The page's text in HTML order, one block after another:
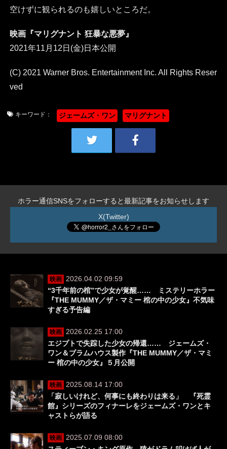
空けずに観られるのも嬉しいところだ。
映画『マリグナント 狂暴な悪夢』
2021年11月12日(金)日本公開
(C) 2021 Warner Bros. Entertainment Inc. All Rights Reser
ved
キーワード： ジェームズ・ワン マリグナント
ホラー通信SNSをフォローすると最新記事をお知らせします
X(Twitter)
映画
2026.04.02 09:59
“3千年前の棺”で少女が覚醒…… ミステリーホラー
『THE MUMMY／ザ・マミー 棺の中の少女』不気味
すぎる予告編
映画
2026.02.25 17:00
エジプトで失踪した少女の帰還…… ジェームズ・
ワン＆ブラムハウス製作『THE MUMMY／ザ・マミ
ー 棺の中の少女』５月公開
映画
2025.08.14 17:00
「寂しいけれど、何事にも終わりは来る」 『死霊
館』シリーズのフィナーレをジェームズ・ワンとキ
ャストらが語る
映画
2025.07.09 08:00